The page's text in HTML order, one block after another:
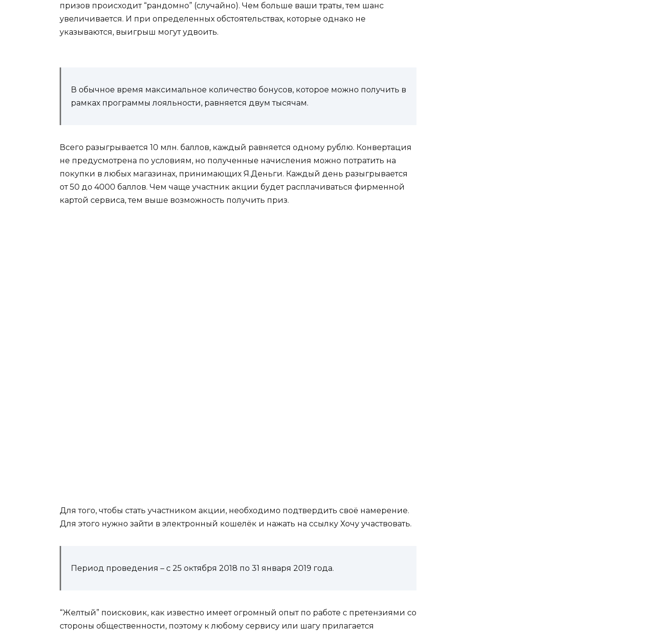
призов происходит “рандомно” (случайно). Чем больше ваши траты, тем шанс
увеличивается. И при определенных обстоятельствах, которые однако не
указываются, выигрыш могут удвоить.
В обычное время максимальное количество бонусов, которое можно получить в
рамках программы лояльности, равняется двум тысячам.
Всего разыгрывается 10 млн. баллов, каждый равняется одному рублю. Конвертация
не предусмотрена по условиям, но полученные начисления можно потратить на
покупки в любых магазинах, принимающих Я.Деньги. Каждый день разыгрывается
от 50 до 4000 баллов. Чем чаще участник акции будет расплачиваться фирменной
картой сервиса, тем выше возможность получить приз.
Для того, чтобы стать участником акции, необходимо подтвердить своё намерение.
Для этого нужно зайти в электронный кошелёк и нажать на ссылку Хочу участвовать.
Период проведения – с 25 октября 2018 по 31 января 2019 года.
“Желтый” поисковик, как известно имеет огромный опыт по работе с претензиями со
стороны общественности, поэтому к любому сервису или шагу прилагается